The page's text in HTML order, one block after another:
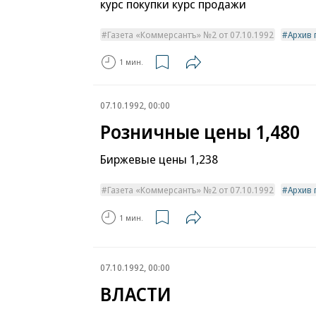
курс покупки курс продажи
Газета «Коммерсантъ» №2 от 07.10.1992 Архив
1 мин.
07.10.1992, 00:00
Розничные цены 1,480
Биржевые цены 1,238
Газета «Коммерсантъ» №2 от 07.10.1992 Архив
1 мин.
07.10.1992, 00:00
ВЛАСТИ